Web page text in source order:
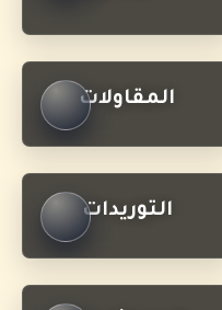
المقاولات
التوريدات